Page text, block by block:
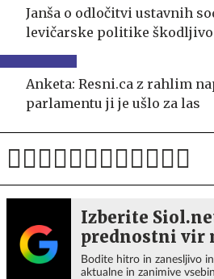
Janša o odločitvi ustavnih
levičarske politike škodljivo
Anketa: Resni.ca z rahlim
parlamentu ji je ušlo za las
Izberite
prednostni vir
Bodite hitro in zanesljivo
aktualne in zanimive